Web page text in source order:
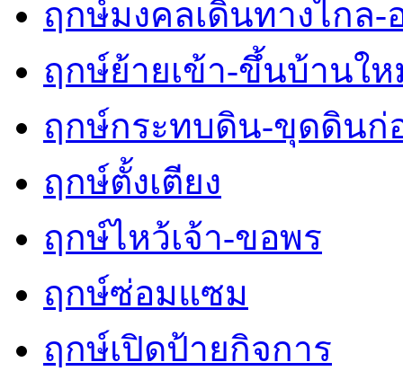
ฤกษ์มงคลเดินทางไกล-
ฤกษ์ย้ายเข้า-ขึ้นบ้านใ
ฤกษ์กระทบดิน-ขุดดินก่
ฤกษ์ตั้งเตียง
ฤกษ์ไหว้เจ้า-ขอพร
ฤกษ์ซ่อมแซม
ฤกษ์เปิดป้ายกิจการ